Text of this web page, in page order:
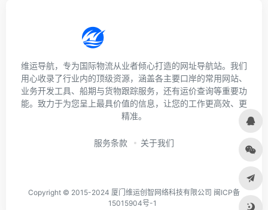
维运导航，专为国际物流从业者倾心打造的网址导航站。我们
用心收录了行业内的顶级资源，涵盖各主要口岸的常用网站、
业务开发工具、船期与货物跟踪服务，还有运价查询等重要功
能。致力于为您呈上最具价值的信息，让您的工作更高效、更
精准。
服务条款 关于我们
Copyright © 2015-2024 厦门维运创智网络科技有限公司 闽ICP备
15015904号-1